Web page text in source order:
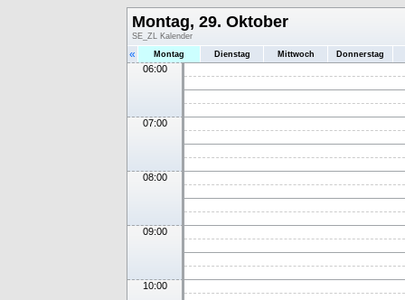
Montag, 29. Oktober
SE_ZL Kalender
« Montag Dienstag Mittwoch Donnerstag
06:00
07:00
08:00
09:00
10:00